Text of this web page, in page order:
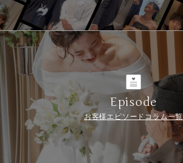
Episode
お客様エピソードコラム一覧